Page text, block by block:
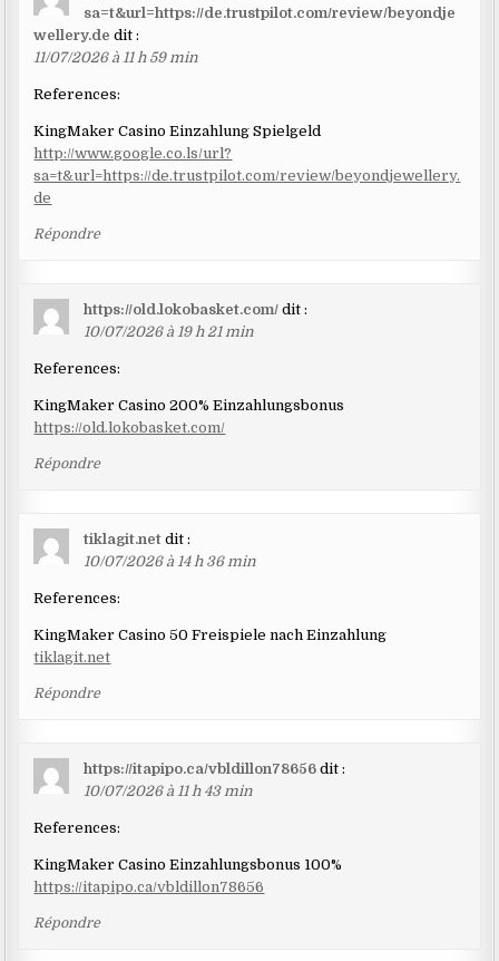
sa=t&url=https://de.trustpilot.com/review/beyondje
wellery.de dit :
11/07/2026 à 11 h 59 min
References:
KingMaker Casino Einzahlung Spielgeld
http://www.google.co.ls/url?
sa=t&url=https://de.trustpilot.com/review/beyondjewellery.
de
Répondre
https://old.lokobasket.com/ dit :
10/07/2026 à 19 h 21 min
References:
KingMaker Casino 200% Einzahlungsbonus
https://old.lokobasket.com/
Répondre
tiklagit.net dit :
10/07/2026 à 14 h 36 min
References:
KingMaker Casino 50 Freispiele nach Einzahlung
tiklagit.net
Répondre
https://itapipo.ca/vbldillon78656 dit :
10/07/2026 à 11 h 43 min
References:
KingMaker Casino Einzahlungsbonus 100%
https://itapipo.ca/vbldillon78656
Répondre